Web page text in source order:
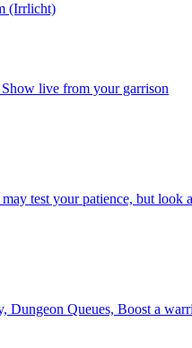
(Irrlicht)
live from your garrison
test your patience, but look
Dungeon Queues, Boost a